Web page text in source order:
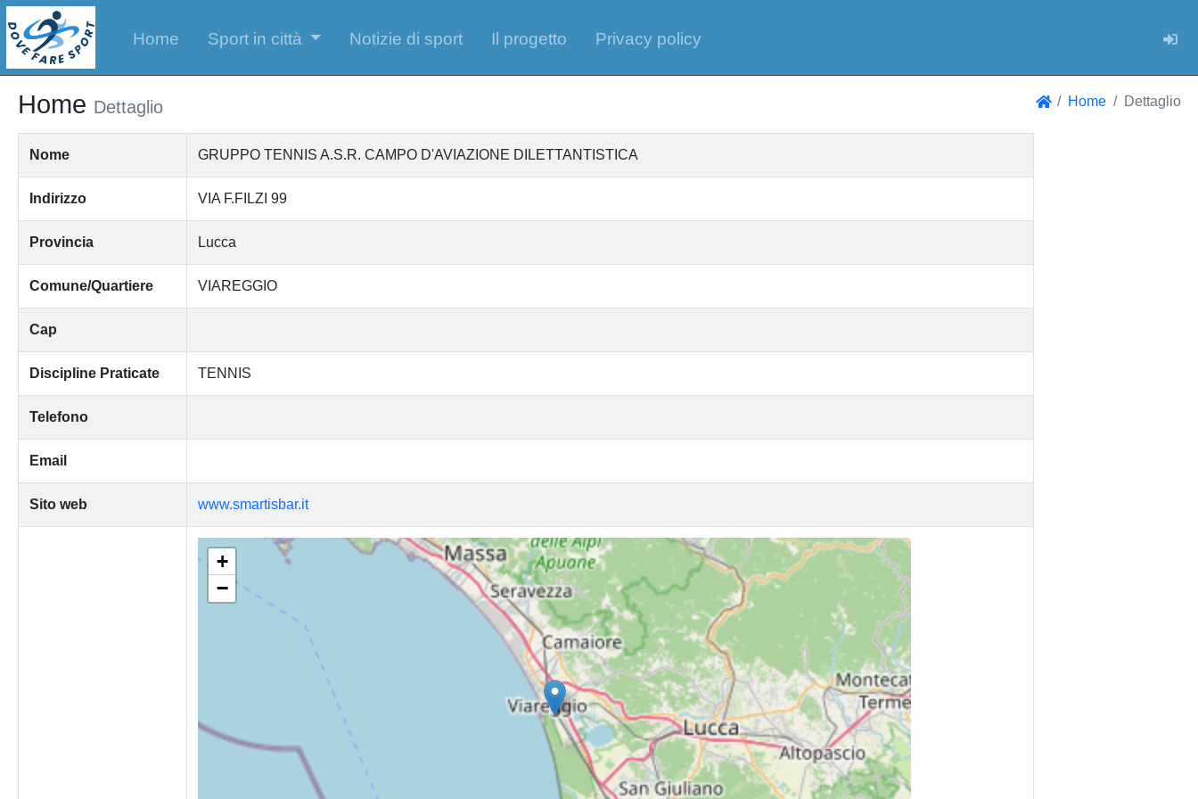
Home Sport in città Notizie di sport Il progetto Privacy policy
Home Dettaglio Home Dettaglio
Nome GRUPPO TENNIS A.S.R. CAMPO D'AVIAZIONE DILETTANTISTICA
Indirizzo VIA F.FILZI 99
Provincia Lucca
Comune/Quartiere VIAREGGIO
Cap
Discipline Praticate TENNIS
Telefono
Email
Sito web www.smartisbar.it
+
−